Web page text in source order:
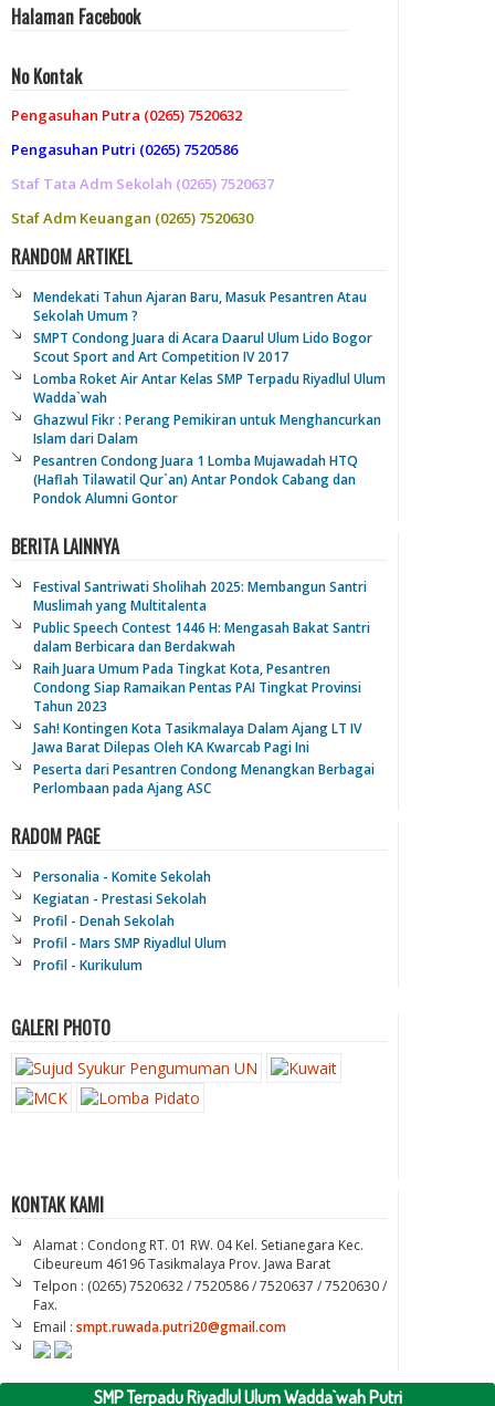
Halaman Facebook
No Kontak
Pengasuhan Putra (0265) 7520632
Pengasuhan Putri (0265) 7520586
Staf Tata Adm Sekolah (0265) 7520637
Staf Adm Keuangan (0265) 7520630
RANDOM ARTIKEL
Mendekati Tahun Ajaran Baru, Masuk Pesantren Atau
Sekolah Umum ?
SMPT Condong Juara di Acara Daarul Ulum Lido Bogor
Scout Sport and Art Competition IV 2017
Lomba Roket Air Antar Kelas SMP Terpadu Riyadlul Ulum
Wadda`wah
Ghazwul Fikr : Perang Pemikiran untuk Menghancurkan
Islam dari Dalam
Pesantren Condong Juara 1 Lomba Mujawadah HTQ
(Haflah Tilawatil Qur`an) Antar Pondok Cabang dan
Pondok Alumni Gontor
BERITA LAINNYA
Festival Santriwati Sholihah 2025: Membangun Santri
Muslimah yang Multitalenta
Public Speech Contest 1446 H: Mengasah Bakat Santri
dalam Berbicara dan Berdakwah
Raih Juara Umum Pada Tingkat Kota, Pesantren
Condong Siap Ramaikan Pentas PAI Tingkat Provinsi
Tahun 2023
Sah! Kontingen Kota Tasikmalaya Dalam Ajang LT IV
Jawa Barat Dilepas Oleh KA Kwarcab Pagi Ini
Peserta dari Pesantren Condong Menangkan Berbagai
Perlombaan pada Ajang ASC
RADOM PAGE
Personalia - Komite Sekolah
Kegiatan - Prestasi Sekolah
Profil - Denah Sekolah
Profil - Mars SMP Riyadlul Ulum
Profil - Kurikulum
GALERI PHOTO
KONTAK KAMI
Alamat : Condong RT. 01 RW. 04 Kel. Setianegara Kec.
Cibeureum 46196 Tasikmalaya Prov. Jawa Barat
Telpon : (0265) 7520632 / 7520586 / 7520637 / 7520630 /
Fax.
Email : smpt.ruwada.putri20@gmail.com
SMP Terpadu Riyadlul Ulum Wadda`wah Putri